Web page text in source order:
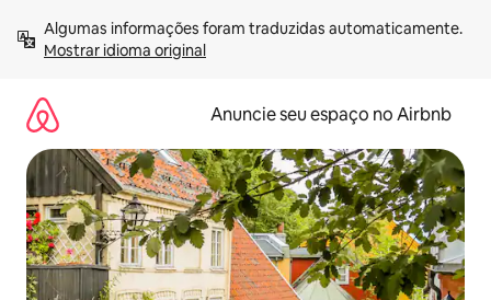
para
Mostrar idioma original
Anuncie seu espaço no Airbnb